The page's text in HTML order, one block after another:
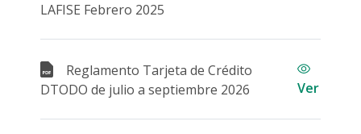
LAFISE Febrero 2025
Reglamento Tarjeta de Crédito
DTODO de julio a septiembre 2026
Ver